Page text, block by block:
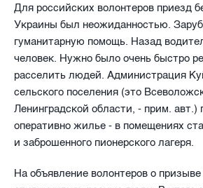
Для российских волонтеров приезд
Украины был неожиданностью.
гуманитарную помощь. Назад
человек. Нужно было очень быстро
расселить людей. Администрация
сельского поселения (это
Ленинградской области, - прим. авт.)
оперативно жилье - в помещениях
и заброшенного пионерского лагеря.
На объявление волонтеров о